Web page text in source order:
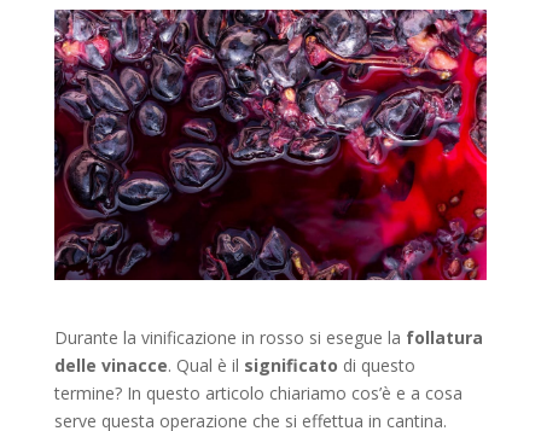
Durante la vinificazione in rosso si esegue la follatura
delle vinacce. Qual è il significato di questo
termine? In questo articolo chiariamo cos’è e a cosa
serve questa operazione che si effettua in cantina.